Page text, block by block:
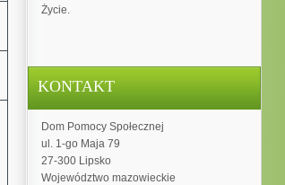
Życie.
KONTAKT
Dom Pomocy Społecznej
ul. 1-go Maja 79
27-300 Lipsko
Województwo mazowieckie